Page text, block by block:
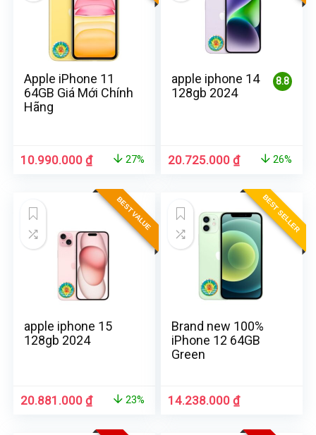
Apple iPhone 11
64GB Giá Mới Chính
Hãng
10.990.000₫ 27%
8.8
apple iphone 14
128gb 2024
20.725.000₫ 26%
BEST VALUE
apple iphone 15
128gb 2024
20.881.000₫ 23%
BEST SELLER
Brand new 100%
iPhone 12 64GB
Green
14.238.000₫